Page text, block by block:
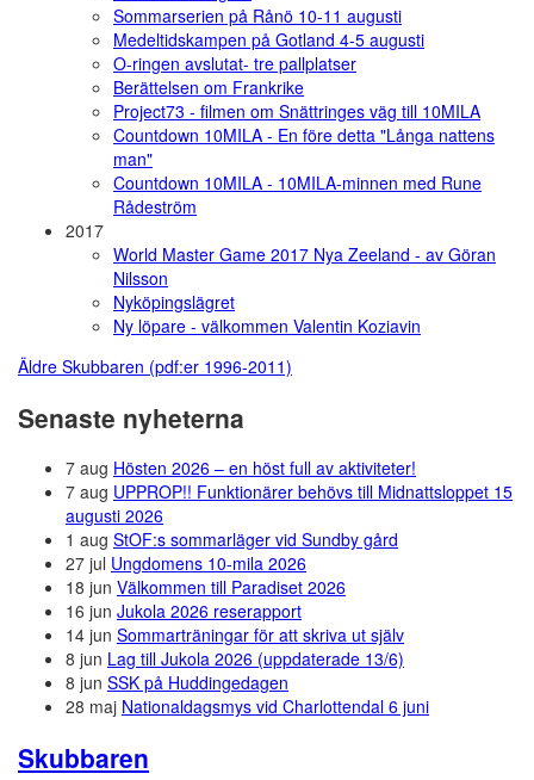
Sommarserien på Rånö 10-11 augusti
Medeltidskampen på Gotland 4-5 augusti
O-ringen avslutat- tre pallplatser
Berättelsen om Frankrike
Project73 - filmen om Snättringes väg till 10MILA
Countdown 10MILA - En före detta "Långa nattens
man"
Countdown 10MILA - 10MILA-minnen med Rune
Rådeström
2017
World Master Game 2017 Nya Zeeland - av Göran
Nilsson
Nyköpingslägret
Ny löpare - välkommen Valentin Koziavin
Äldre Skubbaren (pdf:er 1996-2011)
Senaste nyheterna
7 aug Hösten 2026 – en höst full av aktiviteter!
7 aug UPPROP!! Funktionärer behövs till Midnattsloppet 15
augusti 2026
1 aug StOF:s sommarläger vid Sundby gård
27 jul Ungdomens 10-mila 2026
18 jun Välkommen till Paradiset 2026
16 jun Jukola 2026 reserapport
14 jun Sommarträningar för att skriva ut själv
8 jun Lag till Jukola 2026 (uppdaterade 13/6)
8 jun SSK på Huddingedagen
28 maj Nationaldagsmys vid Charlottendal 6 juni
Skubbaren